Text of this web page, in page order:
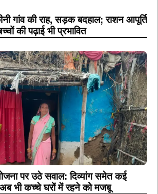
गांव की राह, सड़क बदहाल; राशन आपूर्ति
की पढ़ाई भी प्रभावित
पर उठे सवाल: दिव्यांग समेत कई
भी कच्चे घरों में रहने को मजबू